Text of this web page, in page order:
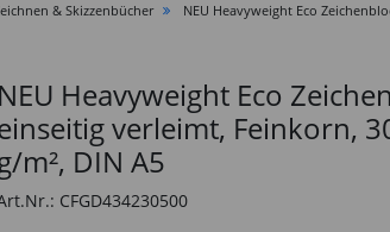
& Skizzenbücher NEU Heavyweight Eco
NEU Heavyweight Eco
verleimt, Feinkorn,
m², DIN A5
CFGD434230500